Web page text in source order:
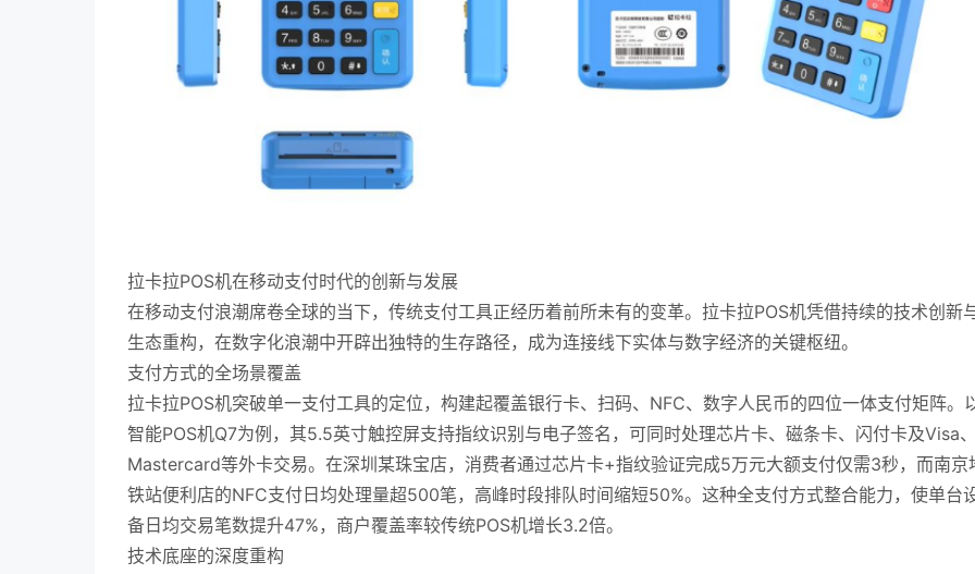
拉卡拉POS机在移动支付时代的创新与发展
在移动支付浪潮席卷全球的当下，传统支付工具正经历着前所未有的变革。拉卡拉POS机凭借持续的技术创新
生态重构，在数字化浪潮中开辟出独特的生存路径，成为连接线下实体与数字经济的关键枢纽。
支付方式的全场景覆盖
拉卡拉POS机突破单一支付工具的定位，构建起覆盖银行卡、扫码、NFC、数字人民币的四位一体支付矩阵。
智能POS机Q7为例，其5.5英寸触控屏支持指纹识别与电子签名，可同时处理芯片卡、磁条卡、闪付卡及Visa、
Mastercard等外卡交易。在深圳某珠宝店，消费者通过芯片卡+指纹验证完成5万元大额支付仅需3秒，而南京
铁站便利店的NFC支付日均处理量超500笔，高峰时段排队时间缩短50%。这种全支付方式整合能力，使单台
备日均交易笔数提升47%，商户覆盖率较传统POS机增长3.2倍。
技术底座的深度重构